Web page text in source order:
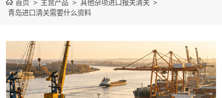
首页 > 主营产品 > 其他杂项进口报关清关 >
青岛进口清关需要什么资料
关
化妆品进口报关
食品进口报关
其他杂项进口报